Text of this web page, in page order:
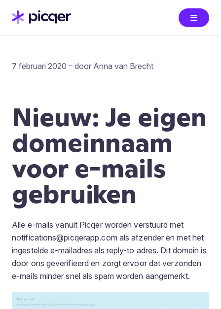
7 februari 2020 – door Anna van Brecht
Nieuw: Je eigen
domeinnaam
voor e-mails
gebruiken
Alle e-mails vanuit Picqer worden verstuurd met
notifications@picqerapp.com als afzender en met het
ingestelde e-mailadres als reply-to adres. Dit domein is
door ons geverifieerd en zorgt ervoor dat verzonden
e-mails minder snel als spam worden aangemerkt.